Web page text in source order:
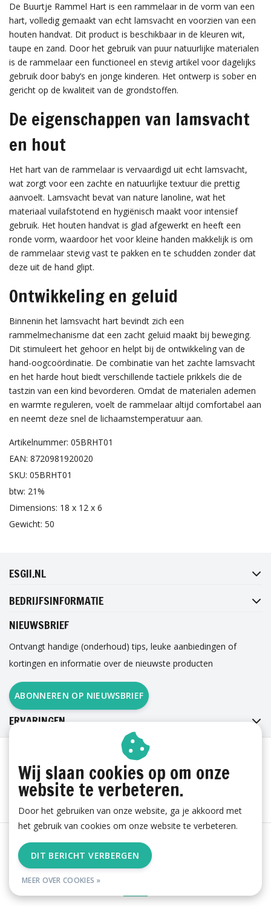
De Buurtje Rammel Hart is een rammelaar in de vorm van een
hart, volledig gemaakt van echt lamsvacht en voorzien van een
houten handvat. Dit product is beschikbaar in de kleuren wit,
taupe en zand. Door het gebruik van puur natuurlijke materialen
is de rammelaar een functioneel en stevig artikel voor dagelijks
gebruik door baby’s en jonge kinderen. Het ontwerp is sober en
gericht op de kwaliteit van de grondstoffen.
De eigenschappen van lamsvacht
en hout
Het hart van de rammelaar is vervaardigd uit echt lamsvacht,
wat zorgt voor een zachte en natuurlijke textuur die prettig
aanvoelt. Lamsvacht bevat van nature lanoline, wat het
materiaal vuilafstotend en hygiënisch maakt voor intensief
gebruik. Het houten handvat is glad afgewerkt en heeft een
ronde vorm, waardoor het voor kleine handen makkelijk is om
de rammelaar stevig vast te pakken en te schudden zonder dat
deze uit de hand glipt.
Ontwikkeling en geluid
Binnenin het lamsvacht hart bevindt zich een
rammelmechanisme dat een zacht geluid maakt bij beweging.
Dit stimuleert het gehoor en helpt bij de ontwikkeling van de
hand-oogcoördinatie. De combinatie van het zachte lamsvacht
en het harde hout biedt verschillende tactiele prikkels die de
tastzin van een kind bevorderen. Omdat de materialen ademen
en warmte reguleren, voelt de rammelaar altijd comfortabel aan
en neemt deze snel de lichaamstemperatuur aan.
Artikelnummer: 05BRHT01
EAN: 8720981920020
SKU: 05BRHT01
btw: 21%
Dimensions: 18 x 12 x 6
Gewicht: 50
ESGII.NL
BEDRIJFSINFORMATIE
NIEUWSBRIEF
Ontvangt handige (onderhoud) tips, leuke aanbiedingen of
kortingen en informatie over de nieuwste producten
ABONNEREN OP NIEUWSBRIEF
ERVARINGEN
Algemene voorwaarden | Cookies
RSS Feed
© Copyright 2026 - esgii.nl | Realisatie
Wij slaan cookies op om onze
website te verbeteren.
Door het gebruiken van onze website, ga je akkoord met
het gebruik van cookies om onze website te verbeteren.
DIT BERICHT VERBERGEN
MEER OVER COOKIES »